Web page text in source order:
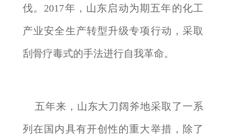
伐。2017年，山东启动为期五年的化工
产业安全生产转型升级专项行动，采取
刮骨疗毒式的手法进行自我革命。
五年来，山东大刀阔斧地采取了一系
列在国内具有开创性的重大举措，除了